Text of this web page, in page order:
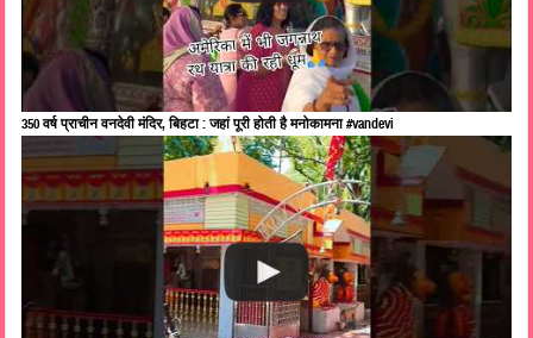
350 वर्ष प्राचीन वनदेवी मंदिर, बिहटा : जहां पूरी होती है मनोकामना #vandevi